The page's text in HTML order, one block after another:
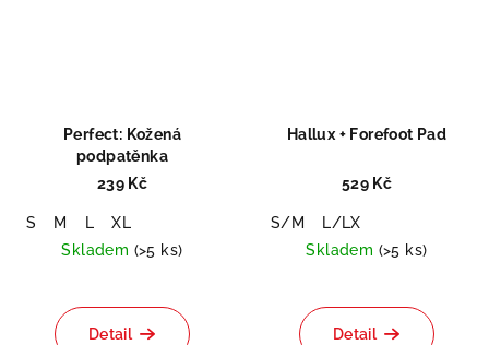
Perfect: Kožená
podpatěnka
239 Kč
S M L
XL
Skladem (>5 ks)
Detail
Hallux + Forefoot Pad
529 Kč
S/M
L/LX
Skladem (>5 ks)
Detail
Powered by chaterimo